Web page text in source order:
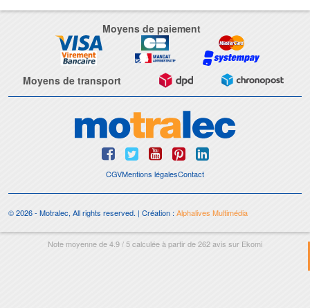
Moyens de paiement
Moyens de transport
CGVMentions légalesContact
© 2026 - Motralec, All rights reserved. | Création :Alphalives Multimédia
Note moyenne de4.9/5calculée à partir de262avis sur Ekomi